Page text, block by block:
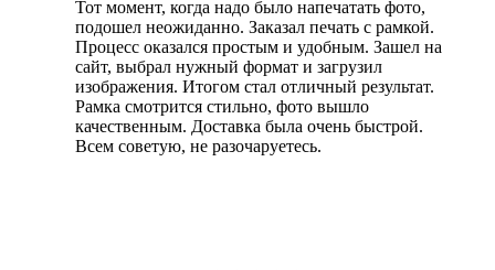
Тот момент, когда надо было напечатать фото,
подошел неожиданно. Заказал печать с рамкой.
Процесс оказался простым и удобным. Зашел на
сайт, выбрал нужный формат и загрузил
изображения. Итогом стал отличный результат.
Рамка смотрится стильно, фото вышло
качественным. Доставка была очень быстрой.
Всем советую, не разочаруетесь.